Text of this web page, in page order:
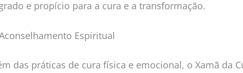
e propício para a cura e a transformação.
Espiritual
das práticas de cura física e emocional, o Xamã da